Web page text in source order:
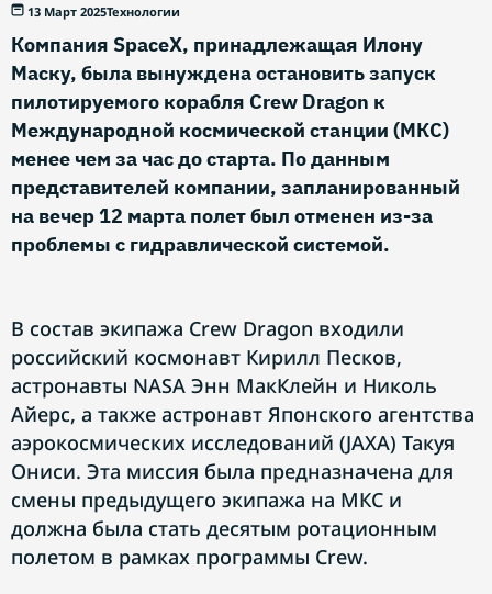
13 Март 2025Технологии
Компания SpaceX, принадлежащая Илону
Маску, была вынуждена остановить запуск
пилотируемого корабля Crew Dragon к
Международной космической станции (МКС)
менее чем за час до старта. По данным
представителей компании, запланированный
на вечер 12 марта полет был отменен из-за
проблемы с гидравлической системой.
В состав экипажа Crew Dragon входили
российский космонавт Кирилл Песков,
астронавты NASA Энн МакКлейн и Николь
Айерс, а также астронавт Японского агентства
аэрокосмических исследований (JAXA) Такуя
Ониси. Эта миссия была предназначена для
смены предыдущего экипажа на МКС и
должна была стать десятым ротационным
полетом в рамках программы Crew.